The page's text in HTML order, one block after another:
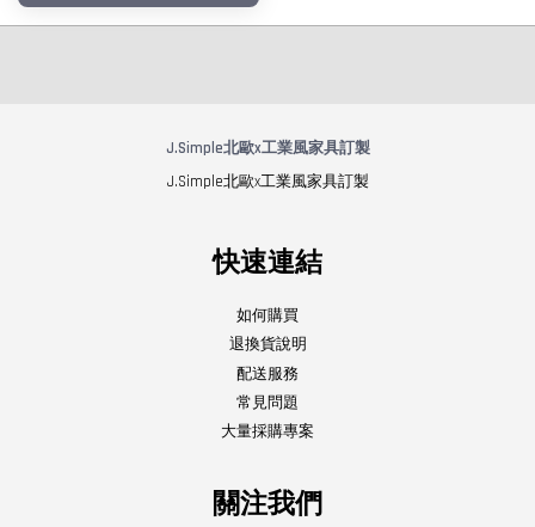
J.Simple北歐x工業風家具訂製
J.Simple北歐x工業風家具訂製
快速連結
如何購買
退換貨說明
配送服務
常見問題
大量採購專案
關注我們